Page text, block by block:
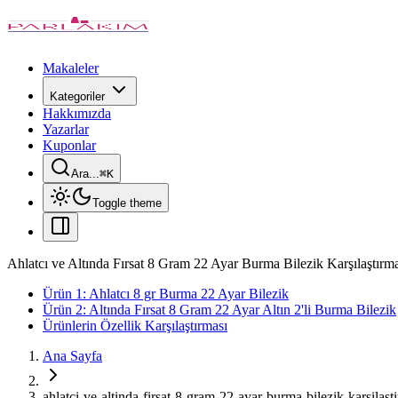
Makaleler
Kategoriler
Hakkımızda
Yazarlar
Kuponlar
Ara...⌘K
Toggle theme
Ahlatcı ve Altında Fırsat 8 Gram 22 Ayar Burma Bilezik
Ürün 1: Ahlatcı 8 gr Burma 22 Ayar Bilezik
Ürün 2: Altında Fırsat 8 Gram 22 Ayar Altın 2'li Burma Bilezik
Ürünlerin Özellik Karşılaştırması
Ana Sayfa